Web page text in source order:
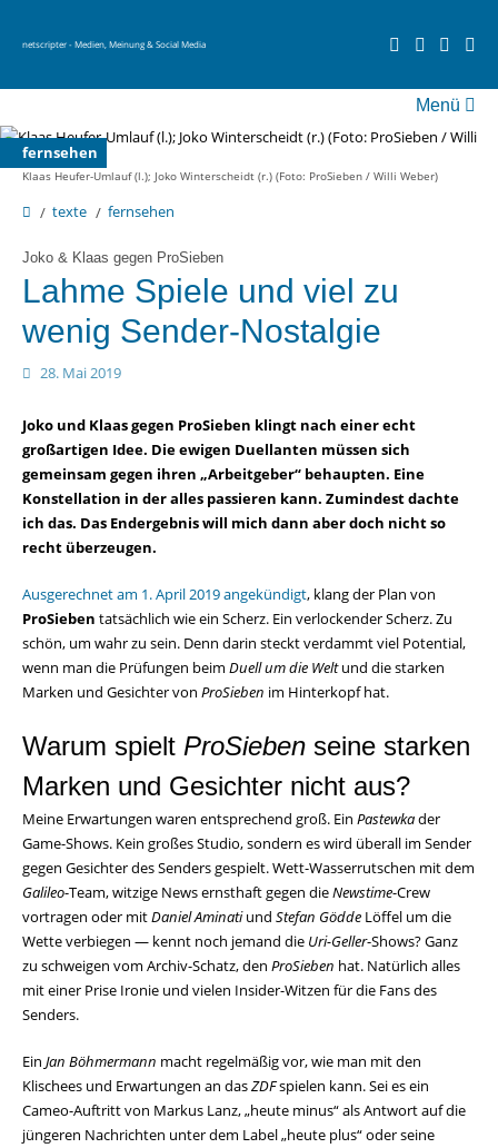
netscripter - Medien, Meinung & Social Media
Menü
fernsehen
Klaas Heufer-Umlauf (l.); Joko Winterscheidt (r.) (Foto: ProSieben / Willi Weber)
fernsehen
texte fernsehen
Joko & Klaas gegen ProSieben
Lahme Spiele und viel zu
wenig Sender-Nostalgie
28. Mai 2019
Joko und Klaas gegen ProSieben klingt nach einer echt
großartigen Idee. Die ewigen Duellanten müssen sich
gemeinsam gegen ihren „Arbeitgeber“ behaupten. Eine
Konstellation in der alles passieren kann. Zumindest dachte
ich das. Das Endergebnis will mich dann aber doch nicht so
recht überzeugen.
Ausgerechnet am 1. April 2019 angekündigt, klang der Plan von
ProSieben tatsächlich wie ein Scherz. Ein verlockender Scherz. Zu
schön, um wahr zu sein. Denn darin steckt verdammt viel Potential,
wenn man die Prüfungen beim Duell um die Weltund die starken
Marken und Gesichter von ProSieben im Hinterkopf hat.
Warum spielt ProSieben seine starken
Marken und Gesichter nicht aus?
Meine Erwartungen waren entsprechend groß. Ein Pastewkader
Game-Shows. Kein großes Studio, sondern es wird überall im Sender
gegen Gesichter des Senders gespielt. Wett-Wasserrutschen mit dem
Galileo-Team, witzige News ernsthaft gegen dieNewstime-Crew
vortragen oder mitDaniel Aminatiund Stefan Gödde Löffel um die
Wette verbiegen — kennt noch jemand die Uri-Geller-Shows? Ganz
zu schweigen vom Archiv-Schatz, den ProSieben hat. Natürlich alles
mit einer Prise Ironie und vielen Insider-Witzen für die Fans des
Senders.
Ein Jan Böhmermann macht regelmäßig vor, wie man mit den
Klischees und Erwartungen an dasZDFspielen kann. Sei es ein
Cameo-Auftritt von Markus Lanz, „heute minus“ als Antwort auf die
jüngeren Nachrichten unter dem Label „heute plus“ oder seine